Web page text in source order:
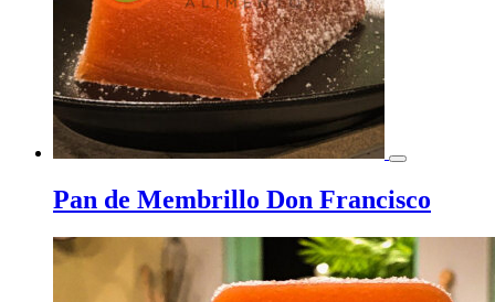
Pan de Membrillo Don Francisco